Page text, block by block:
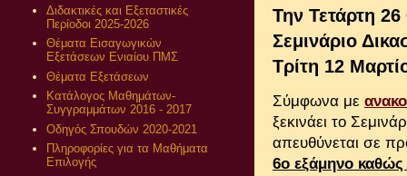
Την Τετάρτη
Σεμινάριο
Τρίτη 12
Σύμφωνα με
ξεκινάει το
απευθύνεται σε
6ο εξάμηνο καθώς
Διδακτικές και Εξεταστικές
Περίοδοι 2025-2026
Θέματα Εισαγωγικών
Εξετάσεων Ενιαίου ΠΜΣ
Θέματα Εξετάσεων
Κατάλογος Μαθημάτων-
Συγγραμμάτων 2016 - 2017
Οδηγός Σπουδών 2020-2021
Πληροφορίες για τα Μαθήματα
Επιλογής